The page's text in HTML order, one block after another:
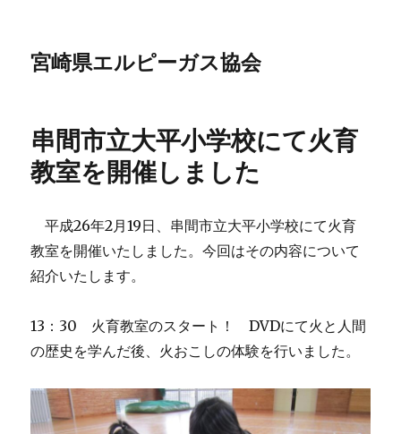
宮崎県エルピーガス協会
串間市立大平小学校にて火育
教室を開催しました
平成26年2月19日、串間市立大平小学校にて火育
教室を開催いたしました。今回はその内容について
紹介いたします。
13：30 火育教室のスタート！ DVDにて火と人間
の歴史を学んだ後、火おこしの体験を行いました。